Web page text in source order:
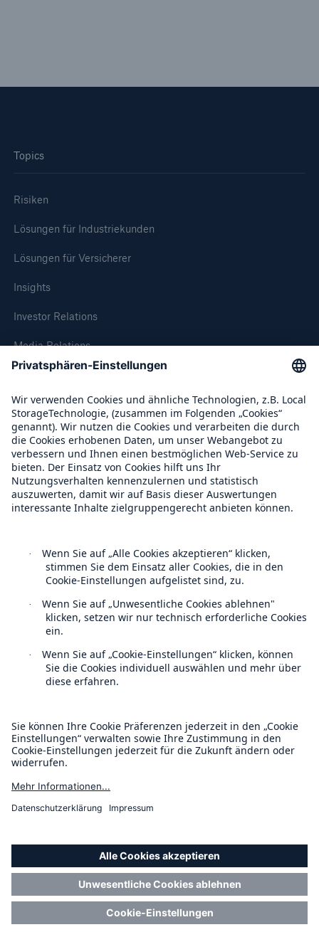
Topics
Risiken
Lösungen für Industriekunden
Lösungen für Versicherer
Insights
Investor Relations
Media Relations
Compliance
Über Munich Re
Munich Re Weltweit
Datenschutz
Rechtliche Hinweise
Sitemap
Impressum
Munich Re’s Statement on the UK Modern Slavery Act
Cyber
600 bn
Rückversicherung Leben/Gesundheit
MIRA Digital Suite
Lösungen
Cyber-Lösungen von Munich Re
Navigation schließen oder Escape-Taste drücken
Suche
Home